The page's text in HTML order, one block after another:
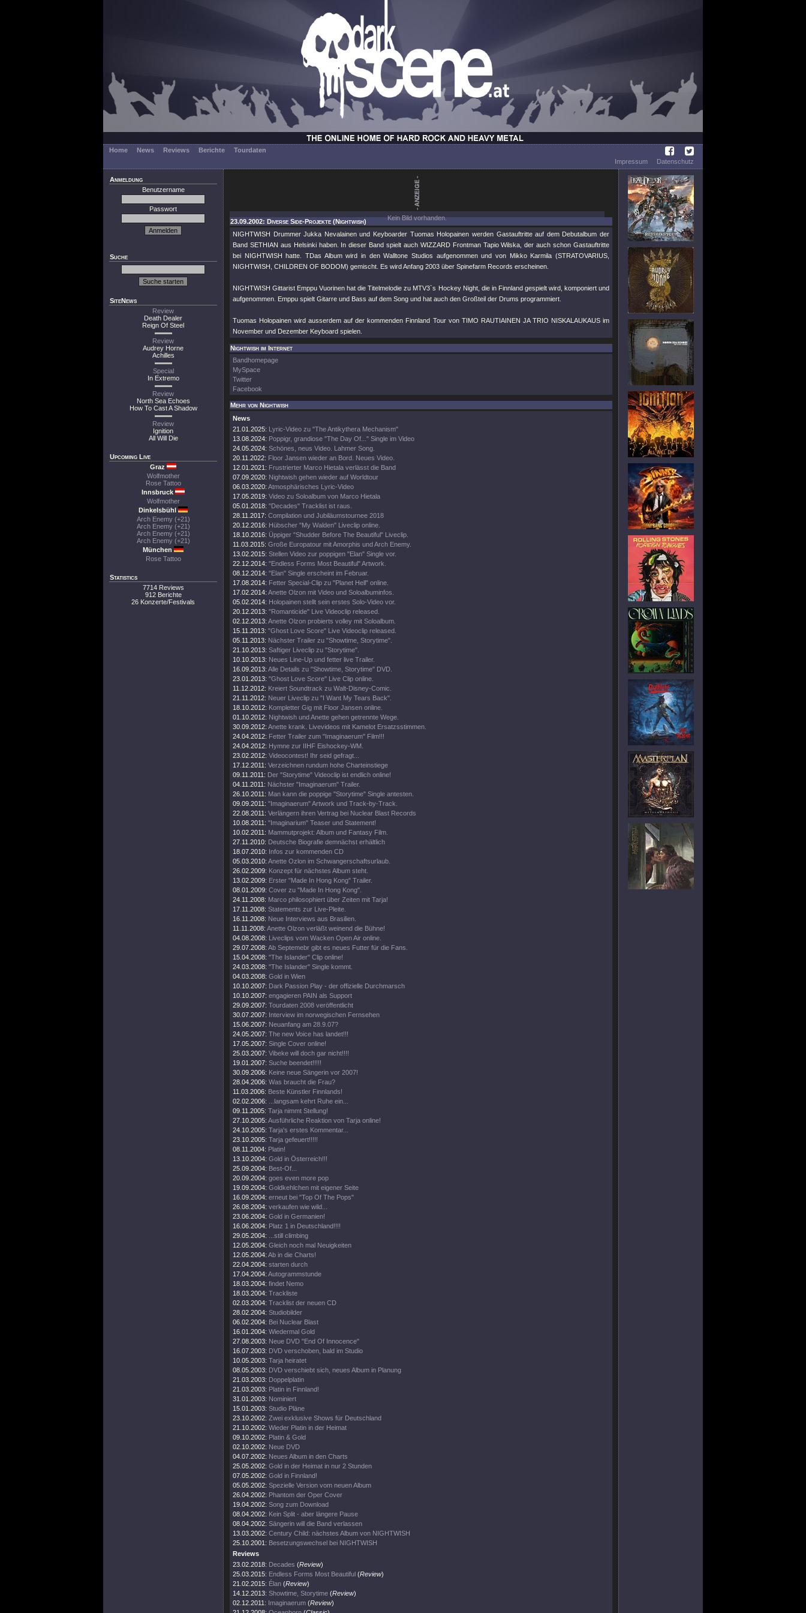
Home News Reviews Berichte
Tourdaten
Impressum
Datenschutz
Anmeldung
Benutzername
Passwort
Suche
SiteNews
Review
Death Dealer
Reign Of Steel
Review
Audrey Horne
Achilles
Special
In Extremo
Review
North Sea Echoes
How To Cast A Shadow
Review
Ignition
All Will Die
Upcoming Live
Graz
Wolfmother
Rose Tattoo
Innsbruck
Wolfmother
Dinkelsbühl
Arch Enemy (+21)
Arch Enemy (+21)
Arch Enemy (+21)
Arch Enemy (+21)
München
Rose Tattoo
Statistics
7714 Reviews
912 Berichte
26 Konzerte/Festivals
Kein Bild vorhanden.
23.09.2002: Diverse Side-Projekte (Nightwish)
NIGHTWISH Drummer Jukka Nevalainen und Keyboarder Tuomas Holopainen werden Gastauftritte auf dem Debutalbum der
Band SETHIAN aus Helsinki haben. In dieser Band spielt auch WIZZARD Frontman Tapio Wilska, der auch schon Gastauftritte
bei NIGHTWISH hatte. TDas Album wird in den Walltone Studios aufgenommen und von Mikko Karmila (STRATOVARIUS,
NIGHTWISH, CHILDREN OF BODOM) gemischt. Es wird Anfang 2003 über Spinefarm Records erscheinen.
NIGHTWISH Gittarist Emppu Vuorinen hat die Titelmelodie zu MTV3`s Hockey Night, die in Finnland gespielt wird, komponiert und
aufgenommen. Emppu spielt Gitarre und Bass auf dem Song und hat auch den Großteil der Drums programmiert.
Tuomas Holopainen wird ausserdem auf der kommenden Finnland Tour von TIMO RAUTIAINEN JA TRIO NISKALAUKAUS im
November und Dezember Keyboard spielen.
Nightwish im Internet
Bandhomepage
MySpace
Twitter
Facebook
Mehr von Nightwish
News
21.01.2025: Lyric-Video zu "The Antikythera Mechanism"
13.08.2024: Poppigr, grandiose "The Day Of..." Single im Video
24.05.2024: Schönes, neus Video. Lahmer Song.
20.11.2022: Floor Jansen wieder an Bord. Neues Video.
12.01.2021: Frustrierter Marco Hietala verlässt die Band
07.09.2020: Nightwish gehen wieder auf Worldtour
06.03.2020: Atmosphärisches Lyric-Video
17.05.2019: Video zu Soloalbum von Marco Hietala
05.01.2018: "Decades" Tracklist ist raus.
28.11.2017: Compilation und Jubiläumstournee 2018
20.12.2016: Hübscher "My Walden" Liveclip online.
18.10.2016: Üppiger "Shudder Before The Beautiful" Liveclip.
11.03.2015: Große Europatour mit Amorphis und Arch Enemy.
13.02.2015: Stellen Video zur poppigen "Elan" Single vor.
22.12.2014: "Endless Forms Most Beautiful" Artwork.
08.12.2014: "Elan" Single erscheint im Februar.
17.08.2014: Fetter Special-Clip zu "Planet Hell" online.
17.02.2014: Anette Olzon mit Video und Soloalbuminfos.
05.02.2014: Holopainen stellt sein erstes Solo-Video vor.
20.12.2013: "Romanticide" Live Videoclip released.
02.12.2013: Anette Olzon probierts volley mit Soloalbum.
15.11.2013: "Ghost Love Score" Live Videoclip released.
05.11.2013: Nächster Trailer zu "Showtime, Storytime".
21.10.2013: Saftiger Liveclip zu "Storytime".
10.10.2013: Neues Line-Up und fetter live Trailer.
16.09.2013: Alle Details zu "Showtime, Storytime" DVD.
23.01.2013: "Ghost Love Score" Live Clip online.
11.12.2012: Kreiert Soundtrack zu Walt-Disney-Comic.
21.11.2012: Neuer Liveclip zu "I Want My Tears Back".
18.10.2012: Kompletter Gig mit Floor Jansen online.
01.10.2012: Nightwish und Anette gehen getrennte Wege.
30.09.2012: Anette krank. Livevideos mit Kamelot Ersatzsstimmen.
24.04.2012: Fetter Trailer zum "Imaginaerum" Film!!!
24.04.2012: Hymne zur IIHF Eishockey-WM.
23.02.2012: Videocontest! Ihr seid gefragt...
17.12.2011: Verzeichnen rundum hohe Charteinstiege
09.11.2011: Der "Storytime" Videoclip ist endlich online!
04.11.2011: Nächster "Imaginaerum" Trailer.
26.10.2011: Man kann die poppige "Storytime" Single antesten.
09.09.2011: "Imaginaerum" Artwork und Track-by-Track.
22.08.2011: Verlängern ihren Vertrag bei Nuclear Blast Records
10.08.2011: "Imaginarium" Teaser und Statement!
10.02.2011: Mammutprojekt: Album und Fantasy Film.
27.11.2010: Deutsche Biografie demnächst erhältlich
18.07.2010: Infos zur kommenden CD
05.03.2010: Anette Ozlon im Schwangerschaftsurlaub.
26.02.2009: Konzept für nächstes Album steht.
13.02.2009: Erster "Made In Hong Kong" Trailer.
08.01.2009: Cover zu "Made In Hong Kong".
24.11.2008: Marco philosophiert über Zeiten mit Tarja!
17.11.2008: Statements zur Live-Pleite.
16.11.2008: Neue Interviews aus Brasilien.
11.11.2008: Anette Olzon verläßt weinend die Bühne!
04.08.2008: Liveclips vom Wacken Open Air online.
29.07.2008: Ab Septemebr gibt es neues Futter für die Fans.
15.04.2008: "The Islander" Clip online!
24.03.2008: "The Islander" Single kommt.
04.03.2008: Gold in Wien
10.10.2007: Dark Passion Play - der offizielle Durchmarsch
10.10.2007: engagieren PAIN als Support
29.09.2007: Tourdaten 2008 veröffentlicht
30.07.2007: Interview im norwegischen Fernsehen
15.06.2007: Neuanfang am 28.9.07?
24.05.2007: The new Voice has landet!!!
17.05.2007: Single Cover online!
25.03.2007: Vibeke will doch gar nicht!!!!
19.01.2007: Suche beendet!!!!!
30.09.2006: Keine neue Sängerin vor 2007!
28.04.2006: Was braucht die Frau?
11.03.2006: Beste Künstler Finnlands!
02.02.2006:
...langsam kehrt Ruhe ein...
09.11.2005: Tarja nimmt Stellung!
27.10.2005: Ausführliche Reaktion von Tarja online!
24.10.2005: Tarja's erstes Kommentar...
23.10.2005: Tarja gefeuert!!!!!
08.11.2004: Platin!
13.10.2004: Gold in Österreich!!!
25.09.2004: Best-Of...
20.09.2004: goes even more pop
19.09.2004: Goldkehlchen mit eigener Seite
16.09.2004: erneut bei "Top Of The Pops"
26.08.2004: verkaufen wie wild...
23.06.2004: Gold in Germanien!
16.06.2004: Platz 1 in Deutschland!!!!
29.05.2004:
...still climbing
12.05.2004: Gleich noch mal Neuigkeiten
12.05.2004: Ab in die Charts!
22.04.2004: starten durch
17.04.2004: Autogrammstunde
18.03.2004: findet Nemo
18.03.2004: Trackliste
02.03.2004: Tracklist der neuen CD
28.02.2004: Studiobilder
06.02.2004: Bei Nuclear Blast
16.01.2004: Wiedermal Gold
27.08.2003: Neue DVD "End Of Innocence"
16.07.2003: DVD verschoben, bald im Studio
10.05.2003: Tarja heiratet
08.05.2003: DVD verschiebt sich, neues Album in Planung
21.03.2003: Doppelplatin
21.03.2003: Platin in Finnland!
31.01.2003: Nominiert
15.01.2003: Studio Pläne
23.10.2002: Zwei exklusive Shows für Deutschland
21.10.2002: Wieder Platin in der Heimat
09.10.2002: Platin & Gold
02.10.2002: Neue DVD
04.07.2002: Neues Album in den Charts
25.05.2002: Gold in der Heimat in nur 2 Stunden
07.05.2002: Gold in Finnland!
05.05.2002: Spezielle Version vom neuen Album
26.04.2002: Phantom der Oper Cover
19.04.2002: Song zum Download
08.04.2002: Kein Split - aber längere Pause
08.04.2002: Sängerin will die Band verlassen
13.03.2002: Century Child: nächstes Album von NIGHTWISH
25.10.2001: Besetzungswechsel bei NIGHTWISH
Reviews
23.02.2018: Decades (Review)
25.03.2015: Endless Forms Most Beautiful (Review)
21.02.2015: Élan (Review)
14.12.2013: Showtime, Storytime (Review)
02.12.2011: Imaginaerum (Review)